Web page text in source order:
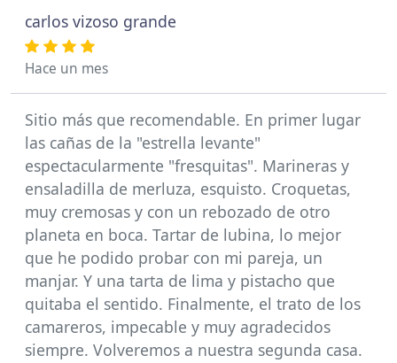
carlos vizoso grande
Hace un mes
Sitio más que recomendable. En primer lugar
las cañas de la "estrella levante"
espectacularmente "fresquitas". Marineras y
ensaladilla de merluza, esquisto. Croquetas,
muy cremosas y con un rebozado de otro
planeta en boca. Tartar de lubina, lo mejor
que he podido probar con mi pareja, un
manjar. Y una tarta de lima y pistacho que
quitaba el sentido. Finalmente, el trato de los
camareros, impecable y muy agradecidos
siempre. Volveremos a nuestra segunda casa.